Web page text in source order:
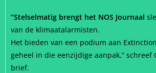
“Stelselmatig brengt het NOS Journaal
van de klimaatalarmisten.
Het bieden van een podium aan
geheel in die eenzijdige aanpak,” schreef
brief.